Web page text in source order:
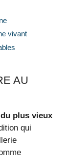
vivant
AU
plus vieux
qui